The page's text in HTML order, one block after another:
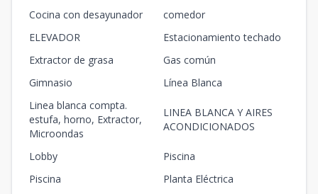
Cocina con desayunador
comedor
ELEVADOR
Estacionamiento techado
Extractor de grasa
Gas común
Gimnasio
Línea Blanca
Linea blanca compta.
estufa, horno, Extractor,
Microondas
LINEA BLANCA Y AIRES
ACONDICIONADOS
Lobby
Piscina
Piscina
Planta Eléctrica